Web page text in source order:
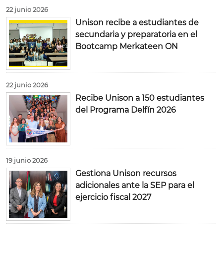
22 junio 2026
Unison recibe a estudiantes de
secundaria y preparatoria en el
Bootcamp Merkateen ON
22 junio 2026
Recibe Unison a 150 estudiantes
del Programa Delfín 2026
19 junio 2026
Gestiona Unison recursos
adicionales ante la SEP para el
ejercicio fiscal 2027